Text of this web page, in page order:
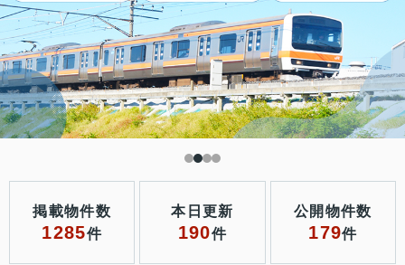
掲載物件数
1285件
本日更新
190件
公開物件数
179件